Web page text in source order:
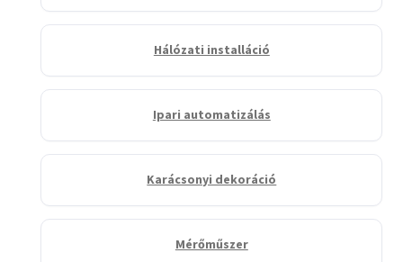
Hálózati installáció
Ipari automatizálás
Karácsonyi dekoráció
Mérőműszer